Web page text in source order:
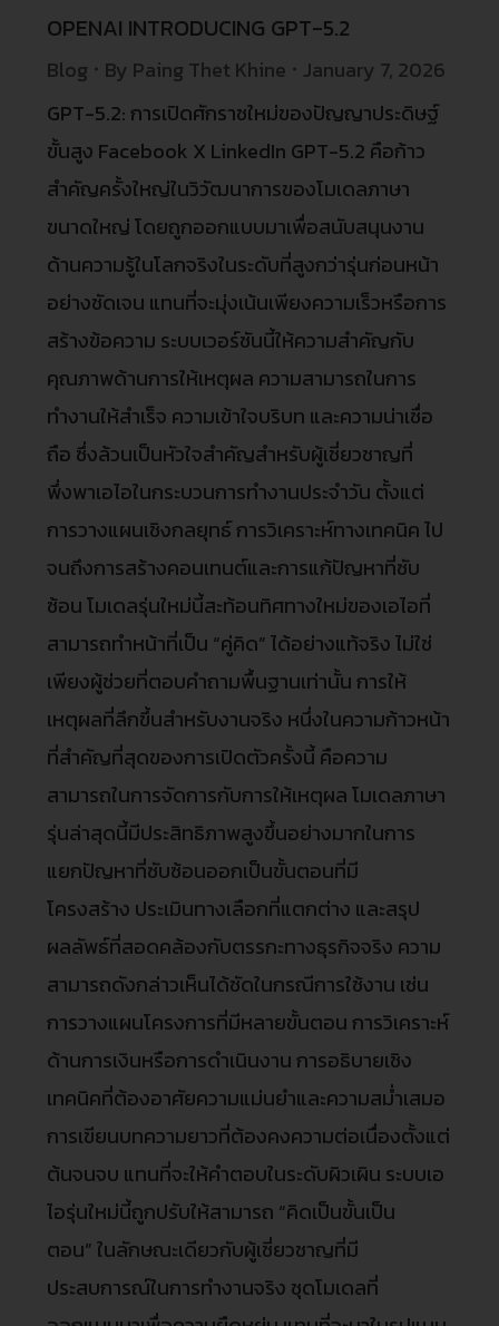
OPENAI INTRODUCING GPT-5.2
Blog By Paing Thet Khine
January 7, 2026
GPT-5.2: การเปิดศักราชใหม่ของปัญญาประดิษฐ์
ขั้นสูง Facebook X LinkedIn GPT-5.2 คือก้าว
สำคัญครั้งใหญ่ในวิวัฒนาการของโมเดลภาษา
ขนาดใหญ่ โดยถูกออกแบบมาเพื่อสนับสนุนงาน
ด้านความรู้ในโลกจริงในระดับที่สูงกว่ารุ่นก่อนหน้า
อย่างชัดเจน แทนที่จะมุ่งเน้นเพียงความเร็วหรือการ
สร้างข้อความ ระบบเวอร์ชันนี้ให้ความสำคัญกับ
คุณภาพด้านการให้เหตุผล ความสามารถในการ
ทำงานให้สำเร็จ ความเข้าใจบริบท และความน่าเชื่อ
ถือ ซึ่งล้วนเป็นหัวใจสำคัญสำหรับผู้เชี่ยวชาญที่
พึ่งพาเอไอในกระบวนการทำงานประจำวัน ตั้งแต่
การวางแผนเชิงกลยุทธ์ การวิเคราะห์ทางเทคนิค ไป
จนถึงการสร้างคอนเทนต์และการแก้ปัญหาที่ซับ
ซ้อน โมเดลรุ่นใหม่นี้สะท้อนทิศทางใหม่ของเอไอที่
สามารถทำหน้าที่เป็น “คู่คิด” ได้อย่างแท้จริง ไม่ใช่
เพียงผู้ช่วยที่ตอบคำถามพื้นฐานเท่านั้น การให้
เหตุผลที่ลึกขึ้นสำหรับงานจริง หนึ่งในความก้าวหน้า
ที่สำคัญที่สุดของการเปิดตัวครั้งนี้ คือความ
สามารถในการจัดการกับการให้เหตุผล โมเดลภาษา
รุ่นล่าสุดนี้มีประสิทธิภาพสูงขึ้นอย่างมากในการ
แยกปัญหาที่ซับซ้อนออกเป็นขั้นตอนที่มี
โครงสร้าง ประเมินทางเลือกที่แตกต่าง และสรุป
ผลลัพธ์ที่สอดคล้องกับตรรกะทางธุรกิจจริง ความ
สามารถดังกล่าวเห็นได้ชัดในกรณีการใช้งาน เช่น
การวางแผนโครงการที่มีหลายขั้นตอน การวิเคราะห์
ด้านการเงินหรือการดำเนินงาน การอธิบายเชิง
เทคนิคที่ต้องอาศัยความแม่นยำและความสม่ำเสมอ
การเขียนบทความยาวที่ต้องคงความต่อเนื่องตั้งแต่
ต้นจนจบ แทนที่จะให้คำตอบในระดับผิวเผิน ระบบเอ
ไอรุ่นใหม่นี้ถูกปรับให้สามารถ “คิดเป็นขั้นเป็น
ตอน” ในลักษณะเดียวกับผู้เชี่ยวชาญที่มี
ประสบการณ์ในการทำงานจริง ชุดโมเดลที่